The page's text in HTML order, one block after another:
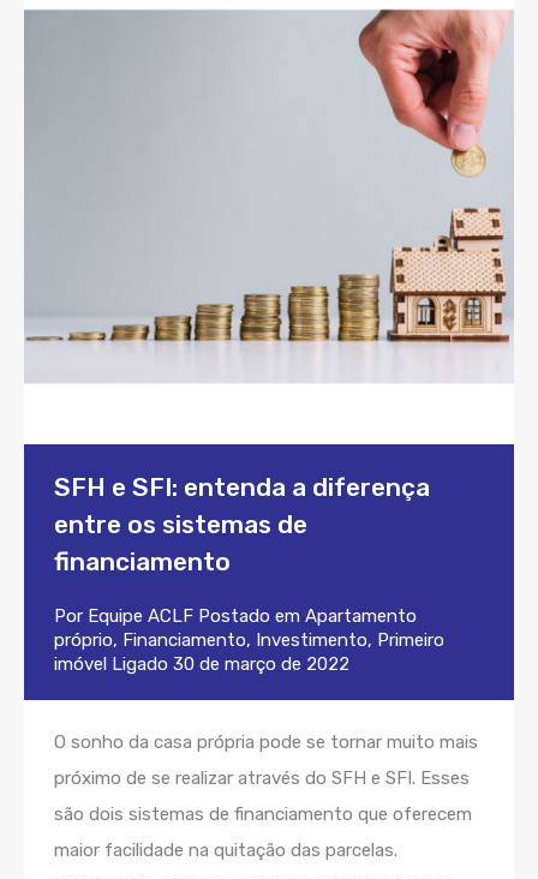
SFH e SFI: entenda a diferença
entre os sistemas de
financiamento
Por Equipe ACLF Postado em Apartamento
próprio, Financiamento, Investimento, Primeiro
imóvel Ligado 30 de março de 2022
O sonho da casa própria pode se tornar muito mais
próximo de se realizar através do SFH e SFI. Esses
são dois sistemas de financiamento que oferecem
maior facilidade na quitação das parcelas.